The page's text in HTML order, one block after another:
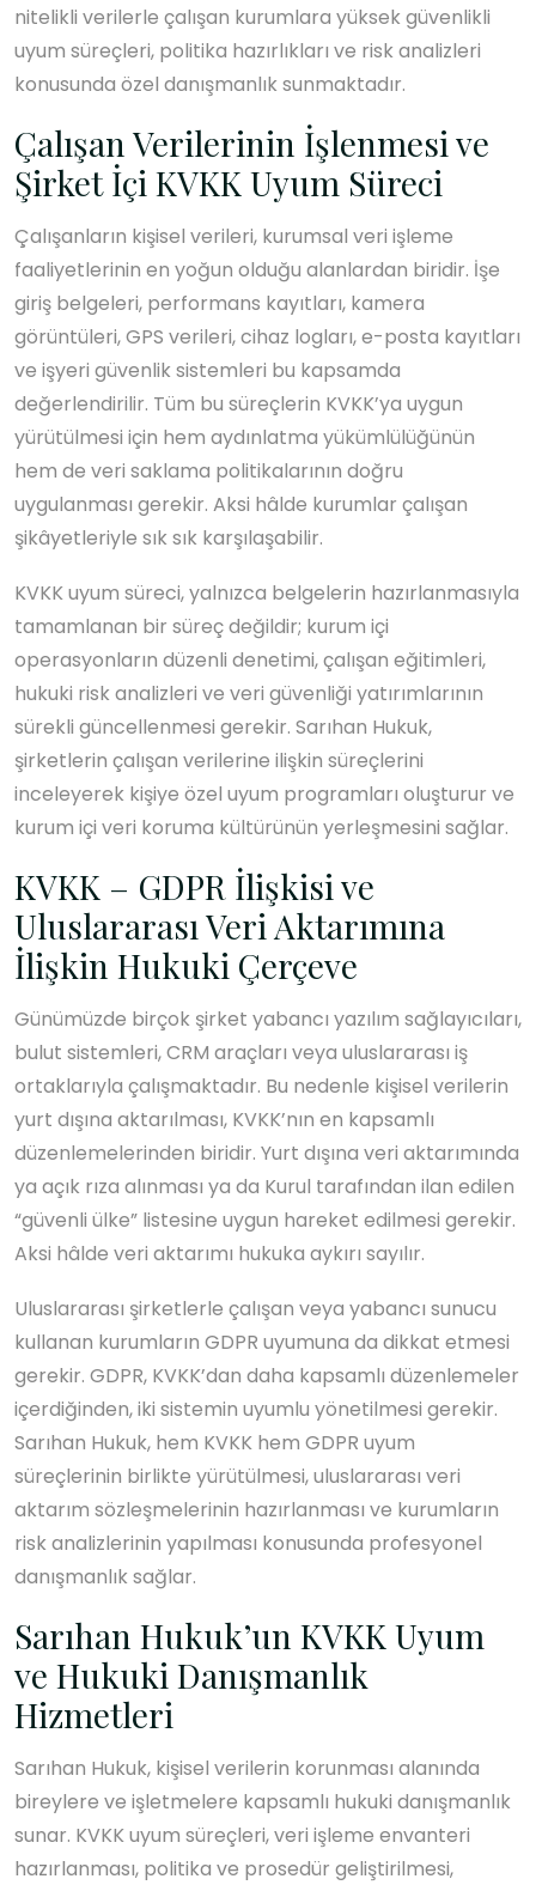
nitelikli verilerle çalışan kurumlara yüksek güvenlikli
uyum süreçleri, politika hazırlıkları ve risk analizleri
konusunda özel danışmanlık sunmaktadır.
Çalışan Verilerinin İşlenmesi ve
Şirket İçi KVKK Uyum Süreci
Çalışanların kişisel verileri, kurumsal veri işleme
faaliyetlerinin en yoğun olduğu alanlardan biridir. İşe
giriş belgeleri, performans kayıtları, kamera
görüntüleri, GPS verileri, cihaz logları, e-posta kayıtları
ve işyeri güvenlik sistemleri bu kapsamda
değerlendirilir. Tüm bu süreçlerin KVKK’ya uygun
yürütülmesi için hem aydınlatma yükümlülüğünün
hem de veri saklama politikalarının doğru
uygulanması gerekir. Aksi hâlde kurumlar çalışan
şikâyetleriyle sık sık karşılaşabilir.
KVKK uyum süreci, yalnızca belgelerin hazırlanmasıyla
tamamlanan bir süreç değildir; kurum içi
operasyonların düzenli denetimi, çalışan eğitimleri,
hukuki risk analizleri ve veri güvenliği yatırımlarının
sürekli güncellenmesi gerekir. Sarıhan Hukuk,
şirketlerin çalışan verilerine ilişkin süreçlerini
inceleyerek kişiye özel uyum programları oluşturur ve
kurum içi veri koruma kültürünün yerleşmesini sağlar.
KVKK – GDPR İlişkisi ve
Uluslararası Veri Aktarımına
İlişkin Hukuki Çerçeve
Günümüzde birçok şirket yabancı yazılım sağlayıcıları,
bulut sistemleri, CRM araçları veya uluslararası iş
ortaklarıyla çalışmaktadır. Bu nedenle kişisel verilerin
yurt dışına aktarılması, KVKK’nın en kapsamlı
düzenlemelerinden biridir. Yurt dışına veri aktarımında
ya açık rıza alınması ya da Kurul tarafından ilan edilen
“güvenli ülke” listesine uygun hareket edilmesi gerekir.
Aksi hâlde veri aktarımı hukuka aykırı sayılır.
Uluslararası şirketlerle çalışan veya yabancı sunucu
kullanan kurumların GDPR uyumuna da dikkat etmesi
gerekir. GDPR, KVKK’dan daha kapsamlı düzenlemeler
içerdiğinden, iki sistemin uyumlu yönetilmesi gerekir.
Sarıhan Hukuk, hem KVKK hem GDPR uyum
süreçlerinin birlikte yürütülmesi, uluslararası veri
aktarım sözleşmelerinin hazırlanması ve kurumların
risk analizlerinin yapılması konusunda profesyonel
danışmanlık sağlar.
Sarıhan Hukuk’un KVKK Uyum
ve Hukuki Danışmanlık
Hizmetleri
Sarıhan Hukuk, kişisel verilerin korunması alanında
bireylere ve işletmelere kapsamlı hukuki danışmanlık
sunar. KVKK uyum süreçleri, veri işleme envanteri
hazırlanması, politika ve prosedür geliştirilmesi,